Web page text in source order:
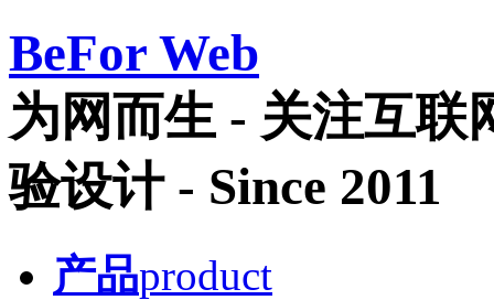
BeFor Web
为网而生 - 关注互联
验设计 - Since 2011
产品product